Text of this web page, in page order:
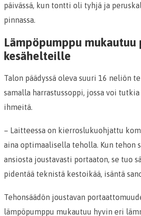
päivässä, kun tontti oli tyhjä ja
pinnassa.
Lämpöpumppu mukautuu
kesähelteille
Talon päädyssä oleva suuri 16 neliön
samalla harrastussoppi, jossa voi
ihmeitä.
– Laitteessa on kierroslukuohjattu
aina optimaalisella teholla. Kun tehon
ansiosta joustavasti portaaton, se tuo
pidentää teknistä kestoikää, isäntä
Tehonsäädön joustavan
lämpöpumppu mukautuu hyvin eri